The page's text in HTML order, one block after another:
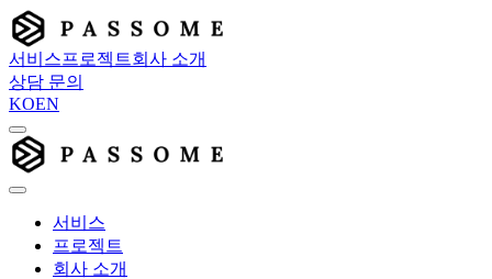
서비스프로젝트회사 소개
상담 문의
KOEN
서비스
프로젝트
회사 소개